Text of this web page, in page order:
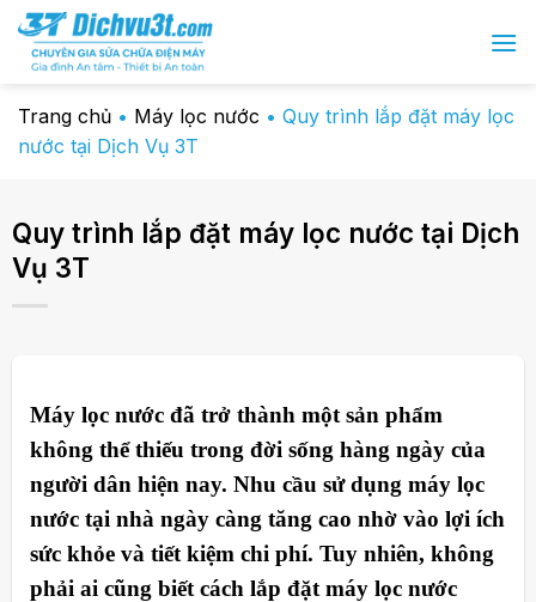
Chuyển
đến
dung
Trang chủ • Máy lọc nước • Quy trình lắp đặt máy lọc
nước tại Dịch Vụ 3T
Quy trình lắp đặt máy lọc nước tại Dịch
Vụ 3T
Máy lọc nước đã trở thành một sản phẩm
không thể thiếu trong đời sống hàng ngày của
người dân hiện nay. Nhu cầu sử dụng máy lọc
nước tại nhà ngày càng tăng cao nhờ vào lợi ích
sức khỏe và tiết kiệm chi phí. Tuy nhiên, không
phải ai cũng biết cách lắp đặt máy lọc nước